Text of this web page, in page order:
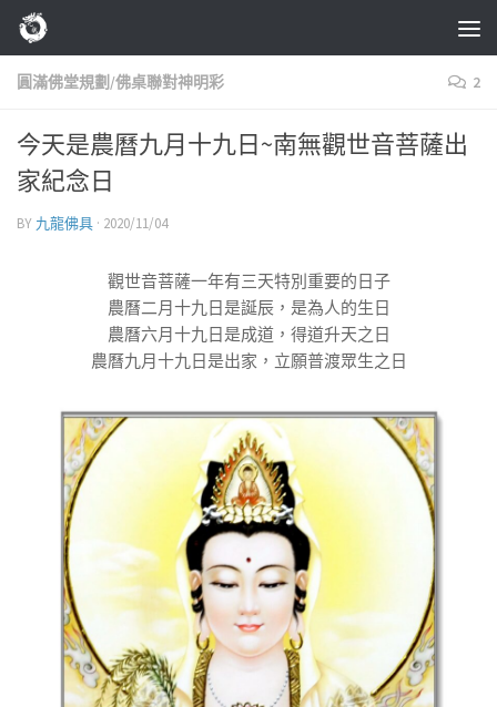
Skip to content
圓滿佛堂規劃/佛桌聯對神明彩 2
今天是農曆九月十九日~南無觀世音菩薩出
家紀念日
BY 九龍佛具 · 2020/11/04
觀世音菩薩一年有三天特別重要的日子
農曆二月十九日是誕辰，是為人的生日
農曆六月十九日是成道，得道升天之日
農曆九月十九日是出家，立願普渡眾生之日